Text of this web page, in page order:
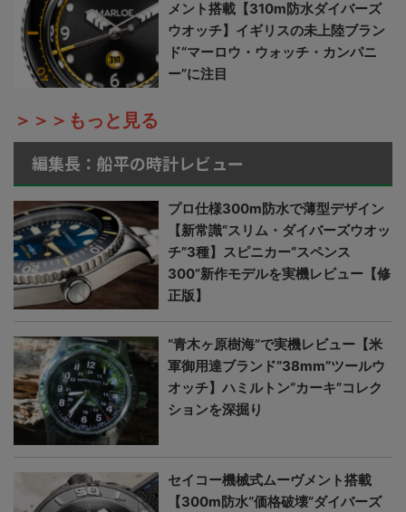
メント搭載【310m防水ダイバーズ
ウオッチ】イギリスの未上陸ブラン
ド“マーロウ・ウォッチ・カンパニ
ー”に注目
＞＞＞もっと見る
編集長：船平の時計レビュー
プロ仕様300m防水で薄型デザイン
【新常識“スリム・ダイバーズウオッ
チ”3種】スピニカー“スペンス
300”新作モデルを実機レビュー【修
正版】
“青木ヶ原樹海”で実機レビュー【米
軍御用達ブランド“38mm”ツールウ
オッチ】ハミルトン“カーキ”コレク
ションを深掘り
セイコー機械式ムーヴメント搭載
【300m防水“価格破壊”ダイバーズ